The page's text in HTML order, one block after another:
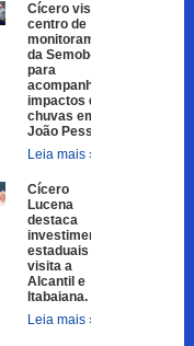
Cícero visita
centro de
monitoramento
da Semob-JP
para
acompanhar
impactos das
chuvas em
João Pessoa.
Leia mais »
Cícero
Lucena
destaca
investimentos
estaduais em
visita a
Alcantil e
Itabaiana.
Leia mais »